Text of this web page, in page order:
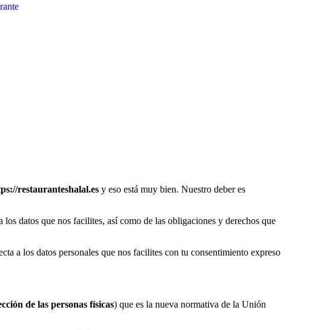
restauranteshalal.es y eso está muy bien. Nuestro deber es
datos que nos facilites, así como de las obligaciones y derechos que
a los datos personales que nos facilites con tu consentimiento expreso
de las personas físicas) que es la nueva normativa de la Unión